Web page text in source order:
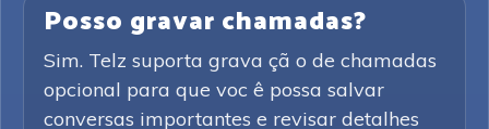
Posso gravar chamadas?
Sim. Telz suporta grava çã o de chamadas
opcional para que voc ê possa salvar
conversas importantes e revisar detalhes